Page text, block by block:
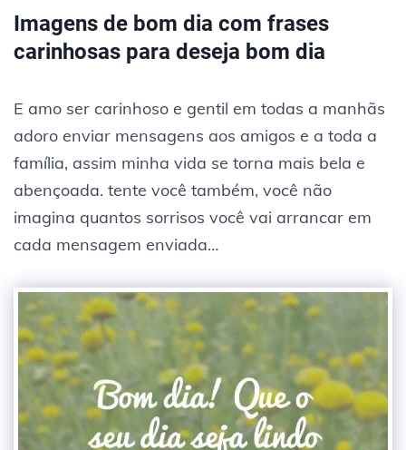
Imagens de bom dia com frases
carinhosas para deseja bom dia
E amo ser carinhoso e gentil em todas a manhãs
adoro enviar mensagens aos amigos e a toda a
família, assim minha vida se torna mais bela e
abençoada. tente você também, você não
imagina quantos sorrisos você vai arrancar em
cada mensagem enviada…